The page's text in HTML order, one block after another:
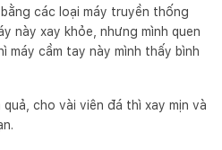
các loại máy truyền thống
này xay khỏe, nhưng mình quen
máy cầm tay này mình thấy bình
cho vài viên đá thì xay mịn và